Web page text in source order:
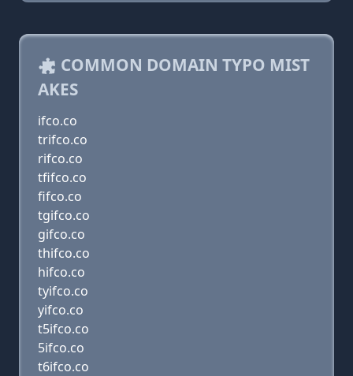
COMMON DOMAIN TYPO MIST
AKES
ifco.co
trifco.co
rifco.co
tfifco.co
fifco.co
tgifco.co
gifco.co
thifco.co
hifco.co
tyifco.co
yifco.co
t5ifco.co
5ifco.co
t6ifco.co